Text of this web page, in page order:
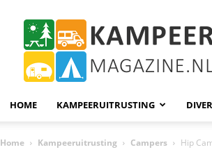
KampeerMagazine
HOME KAMPEERUITRUSTING
Home Kampeeruitrusting Campers Hip